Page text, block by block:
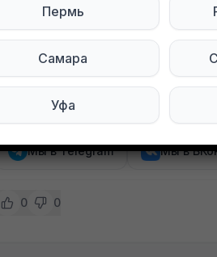
3. Часы xiaomi mi band
Наушники беспроводные
Уралмаш
Подписывайтесь на нас в
Мы в Telegram Мы в
0 0
Пермь
Самара
Уфа